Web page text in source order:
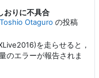
おりに不具合
Toshio Otaguro の投稿
を走らせると，
のエラーが報告されま